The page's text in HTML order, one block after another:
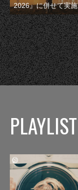
2026』に併せて実施
PLAYLIST